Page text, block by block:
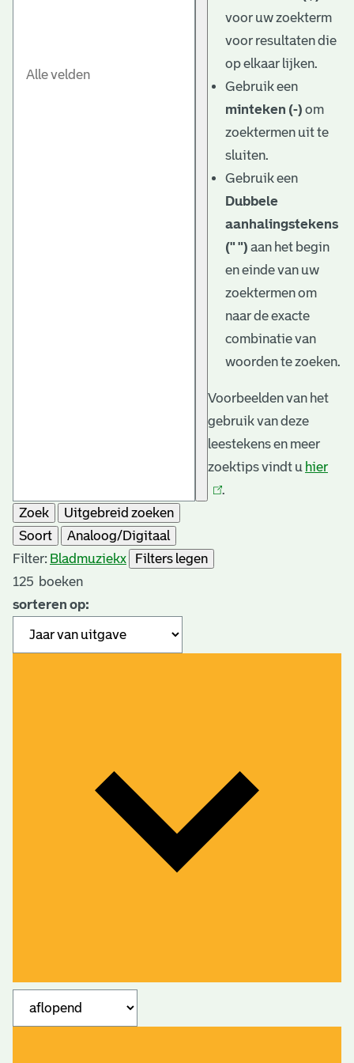
voor uw zoekterm
voor resultaten die
op elkaar lijken.
Gebruik een
minteken (-) om
zoektermen uit te
sluiten.
Gebruik een
Dubbele
aanhalingstekens
(" ") aan het begin
en einde van uw
zoektermen om
naar de exacte
combinatie van
woorden te zoeken.
Voorbeelden van het
gebruik van deze
leestekens en meer
zoektips vindt u hier
.
Zoek
Uitgebreid zoeken
Soort
Analoog/Digitaal
Filter: Bladmuziekx
Filters legen
125 boeken
sorteren op: